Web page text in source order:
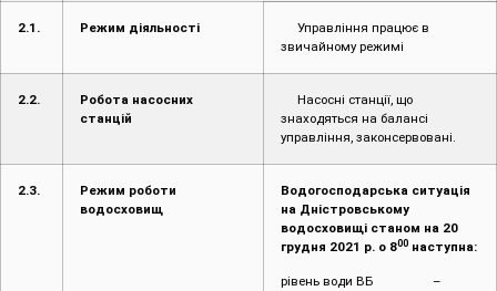
2.1. Режим діяльності
Управління працює в
звичайному режимі
2.2.
Робота насосних
станцій
Насосні станції, що
знаходяться на балансі
управління, законсервовані.
2.3.
Режим роботи
водосховищ
Водогосподарська ситуація
на Дністровському
водосховищі станом на 20
грудня 2021 р. о 800 наступна:
рівень води ВБ –